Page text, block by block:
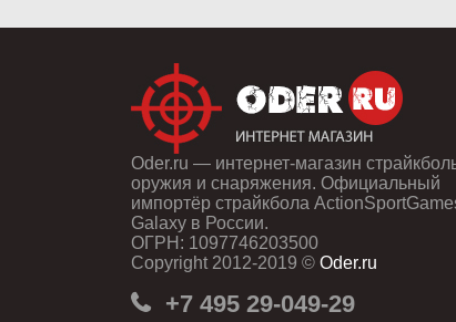
Oder.ru — интернет-магазин
оружия и снаряжения. Официальный
импортёр страйкбола
Galaxy в России.
ОГРН: 1097746203500
Copyright 2012-2019 © Oder.ru
+7 495 29-049-29